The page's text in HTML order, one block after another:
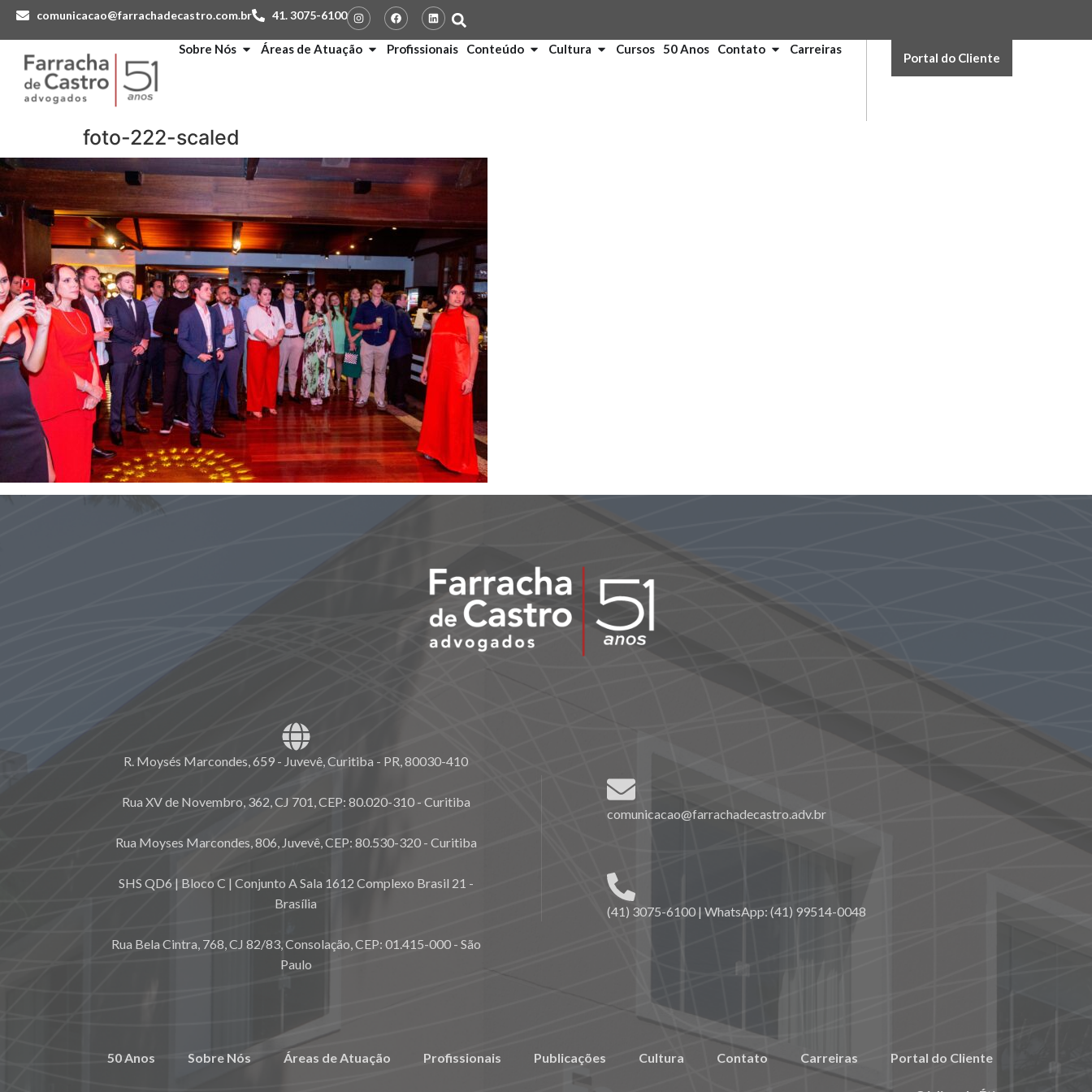
comunicacao@farrachadecastro.com.br 41. 3075-6100
Sobre Nós Áreas de Atuação Profissionais Conteúdo Cultura Cursos 50 Anos Contato Carreiras
Portal do Cliente
foto-222-scaled
R. Moysés Marcondes, 659 - Juvevê, Curitiba - PR, 80030-410
Rua XV de Novembro, 362, CJ 701, CEP: 80.020-310 - Curitiba
Rua Moyses Marcondes, 806, Juvevê, CEP: 80.530-320 - Curitiba
SHS QD6 | Bloco C | Conjunto A Sala 1612 Complexo Brasil 21 -
Brasília
Rua Bela Cintra, 768, CJ 82/83, Consolação, CEP: 01.415-000 - São
Paulo
comunicacao@farrachadecastro.adv.br
(41) 3075-6100 | WhatsApp: (41) 99514-0048
50 Anos Sobre Nós Áreas de Atuação Profissionais Publicações Cultura Contato Carreiras Portal do Cliente